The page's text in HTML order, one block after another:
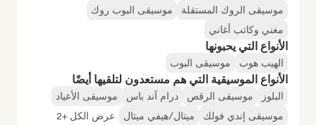
موسيقى الروك المستقلة
موسيقى البوب روك
مغني وكاتب أغاني
الأنواع التي يحبونها
الهيب هوب موسيقى البوب
الأنواع الموسيقية التي هم مستعدون لتلقيها أيضًا
البلوز موسيقى الرقص درام آند باس
موسيقى الأعياد
موسيقى إندي فولك
ميتال/هيفي ميتال عرض الكل +2